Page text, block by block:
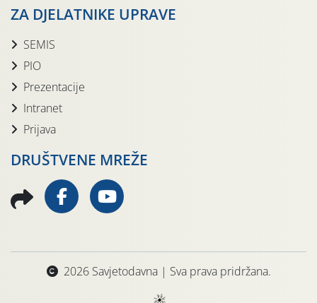
ZA DJELATNIKE UPRAVE
SEMIS
PIO
Prezentacije
Intranet
Prijava
DRUŠTVENE MREŽE
2026 Savjetodavna | Sva prava pridržana.